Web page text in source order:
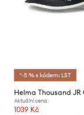
*-5 % s kódem: LST
Helma Thousand
Aktuální cena:
1039 Kč